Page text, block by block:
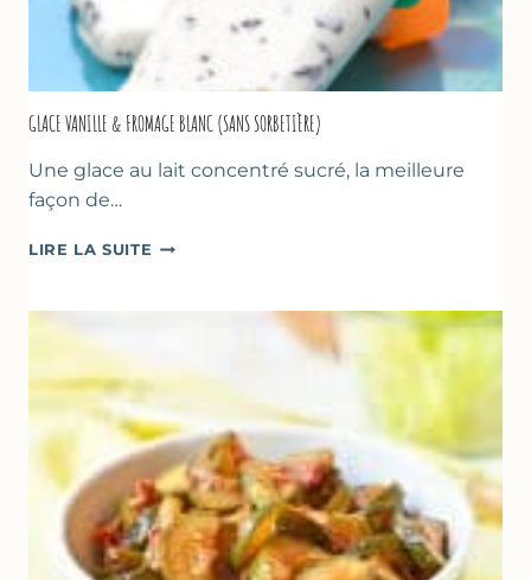
GLACE VANILLE & FROMAGE BLANC (SANS SORBETIÈRE)
Une glace au lait concentré sucré, la meilleure
façon de…
LIRE LA SUITE GLACE